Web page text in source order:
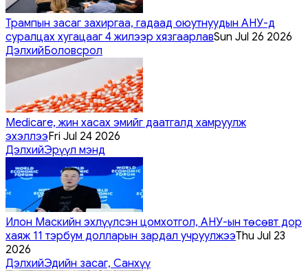
Трампын засаг захиргаа, гадаад оюутнуудын АНУ-д
суралцах хугацааг 4 жилээр хязгаарлавSun Jul 26 2026
ДэлхийБоловсрол
Medicare, жин хасах эмийг даатгалд хамруулж
эхэллээFri Jul 24 2026
ДэлхийЭрүүл мэнд
Илон Маскийн эхлүүлсэн цомхотгол, АНУ-ын төсөвт дор
хаяж 11 тэрбум долларын зардал учруулжээThu Jul 23
2026
ДэлхийЭдийн засаг, Санхүү